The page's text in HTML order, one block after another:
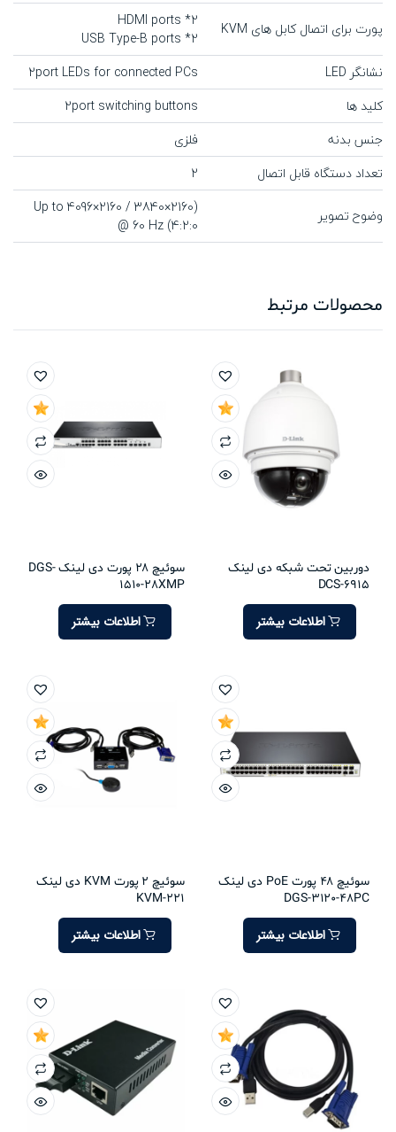
پورت برای اتصال کابل های KVM
2* HDMI ports
2* USB Type-B ports
نشانگر LED
2port LEDs for connected PCs
کلید ها
2port switching buttons
جنس بدنه
فلزی
تعداد دستگاه قابل اتصال
2
وضوح تصویر
(Up to 4096×2160 / 3840×2160
@ 60 Hz (4:2:0
محصولات مرتبط
دوربین تحت شبکه دی لینک
DCS-6915
اطلاعات بیشتر
سوئیچ 28 پورت دی لینک DGS-
1510-28XMP
اطلاعات بیشتر
سوئیچ 48 پورت PoE دی لینک
DGS-3120-48PC
اطلاعات بیشتر
سوئیچ 2 پورت KVM دی لینک
KVM-221
اطلاعات بیشتر